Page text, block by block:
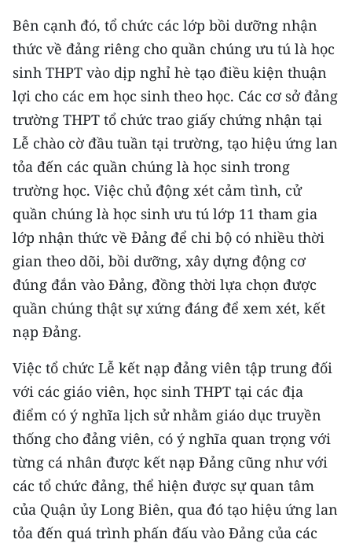
NHÂN DÂN CUỐI TUẦN
NHÂN DÂN HẰNG THÁNG
MUA BÁO
ĐỌC BÁO IN
ENGLISH
中文
FRANÇAIS
РУССКИЙ
한국어
Bên cạnh đó, tổ chức các lớp bồi dưỡng nhận
thức về đảng riêng cho quần chúng ưu tú là học
sinh THPT vào dịp nghỉ hè tạo điều kiện thuận
lợi cho các em học sinh theo học. Các cơ sở đảng
trường THPT tổ chức trao giấy chứng nhận tại
Lễ chào cờ đầu tuần tại trường, tạo hiệu ứng lan
tỏa đến các quần chúng là học sinh trong
trường học. Việc chủ động xét cảm tình, cử
quần chúng là học sinh ưu tú lớp 11 tham gia
lớp nhận thức về Đảng để chi bộ có nhiều thời
gian theo dõi, bồi dưỡng, xây dựng động cơ
đúng đắn vào Đảng, đồng thời lựa chọn được
quần chúng thật sự xứng đáng để xem xét, kết
nạp Đảng.
Việc tổ chức Lễ kết nạp đảng viên tập trung đối
với các giáo viên, học sinh THPT tại các địa
điểm có ý nghĩa lịch sử nhằm giáo dục truyền
thống cho đảng viên, có ý nghĩa quan trọng với
từng cá nhân được kết nạp Đảng cũng như với
các tổ chức đảng, thể hiện được sự quan tâm
của Quận ủy Long Biên, qua đó tạo hiệu ứng lan
tỏa đến quá trình phấn đấu vào Đảng của các